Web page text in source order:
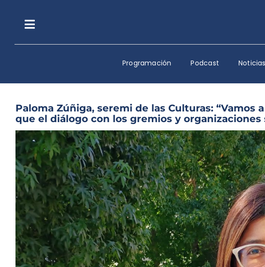
contenidoToggle
Navigation
Programación Podcast Noticias
Paloma Zúñiga, seremi de las Culturas:
que el diálogo con los gremios y
Ver
imagen
más
grande